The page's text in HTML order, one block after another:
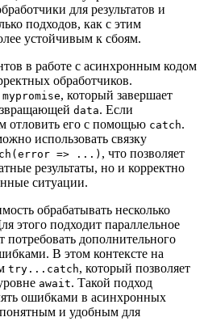
для результатов и
подходов, как с этим
устойчивым к сбоям.
в работе с асинхронным кодом
обработчиков.
mypromise, который завершает
data. Если
отловить его с помощью catch.
использовать связку
=> ...) , что позволяет
результаты, но и корректно
ситуации.
обрабатывать несколько
этого подходит параллельное
дополнительного
В этом контексте на
try...catch, который позволяет
await. Такой подход
ошибками в асинхронных
и удобным для